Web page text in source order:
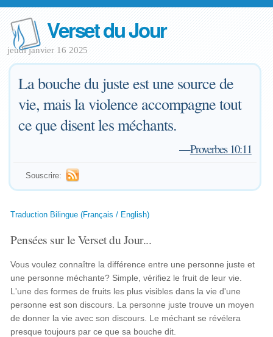
Verset du Jour
jeudi janvier 16 2025
La bouche du juste est une source de
vie, mais la violence accompagne tout
ce que disent les méchants.
—Proverbes 10:11
Souscrire:
Traduction Bilingue (Français / English)
Pensées sur le Verset du Jour...
Vous voulez connaître la différence entre une personne juste et
une personne méchante? Simple, vérifiez le fruit de leur vie.
L'une des formes de fruits les plus visibles dans la vie d'une
personne est son discours. La personne juste trouve un moyen
de donner la vie avec son discours. Le méchant se révélera
presque toujours par ce que sa bouche dit.